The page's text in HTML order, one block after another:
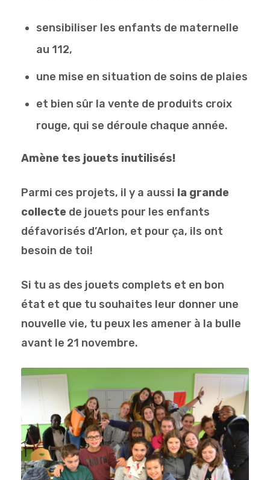
sensibiliser les enfants de maternelle
au 112,
une mise en situation de soins de plaies
et bien sûr la vente de produits croix
rouge, qui se déroule chaque année.
Amène tes jouets inutilisés!
Parmi ces projets, il y a aussi la grande
collecte de jouets pour les enfants
défavorisés d’Arlon, et pour ça, ils ont
besoin de toi!
Si tu as des jouets complets et en bon
état et que tu souhaites leur donner une
nouvelle vie, tu peux les amener à la bulle
avant le 21 novembre.